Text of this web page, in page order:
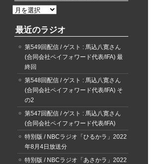
過
の
最近のラジオ
第549回配信 / ゲスト : 馬込八寛さん
(合同会社ペイフォワード代表/IFA) 最
終回
第548回配信 / ゲスト : 馬込八寛さん
(合同会社ペイフォワード代表/IFA) そ
の2
第547回配信 / ゲスト : 馬込八寛さん
(合同会社ペイフォワード代表/IFA)
特別版 / NBCラジオ「ひるかラ」2022
年8月4日放送分
特別版 / NBCラジオ「あさかラ」2022